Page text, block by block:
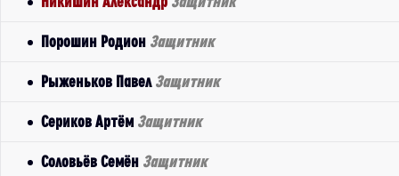
Порошин Родион Защитник
Рыженьков Павел Защитник
Сериков Артём Защитник
Соловьёв Семён Защитник